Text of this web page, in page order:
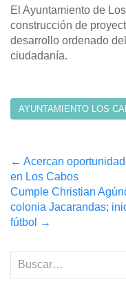
El Ayuntamiento de
construcción de
desarrollo ordenado
ciudadanía.
AYUNTAMIENTO LOS
Post
navigation
← Acercan
en Los Cabos
Cumple Christian
colonia Jacarandas;
fútbol
→